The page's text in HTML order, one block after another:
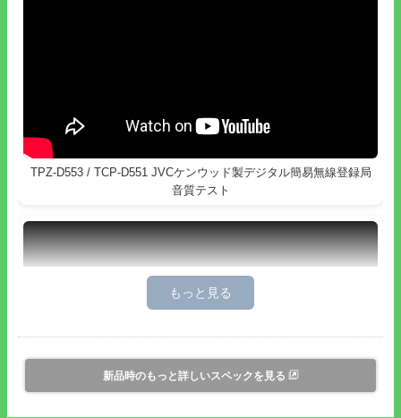
●自分の音声、好みの受信音質に対応したデジタルならではの送
受信音質調整機能搭載。また、オプションの外部マイクロホンに
合わせ適切な音質設定も選択できます。
●イヤホンモード設定可能。受信はイヤホン、送信は本体のマイ
操作音設定、キーロックも可能です。
●チャンネル読み上げ機能搭載。
●任意にカスタマイズ可能なパワーオンメッセージ機能搭載。
(オプションSP/MIC)のキーカスタマイズ設
・サイレントアラーム機能
・コネクトアンサー機能
TPZ-D553 / TCP-D551 JVCケンウッド製デジタル簡易無線登録局
音質テスト
新品時のもっと詳しいスペックを見る